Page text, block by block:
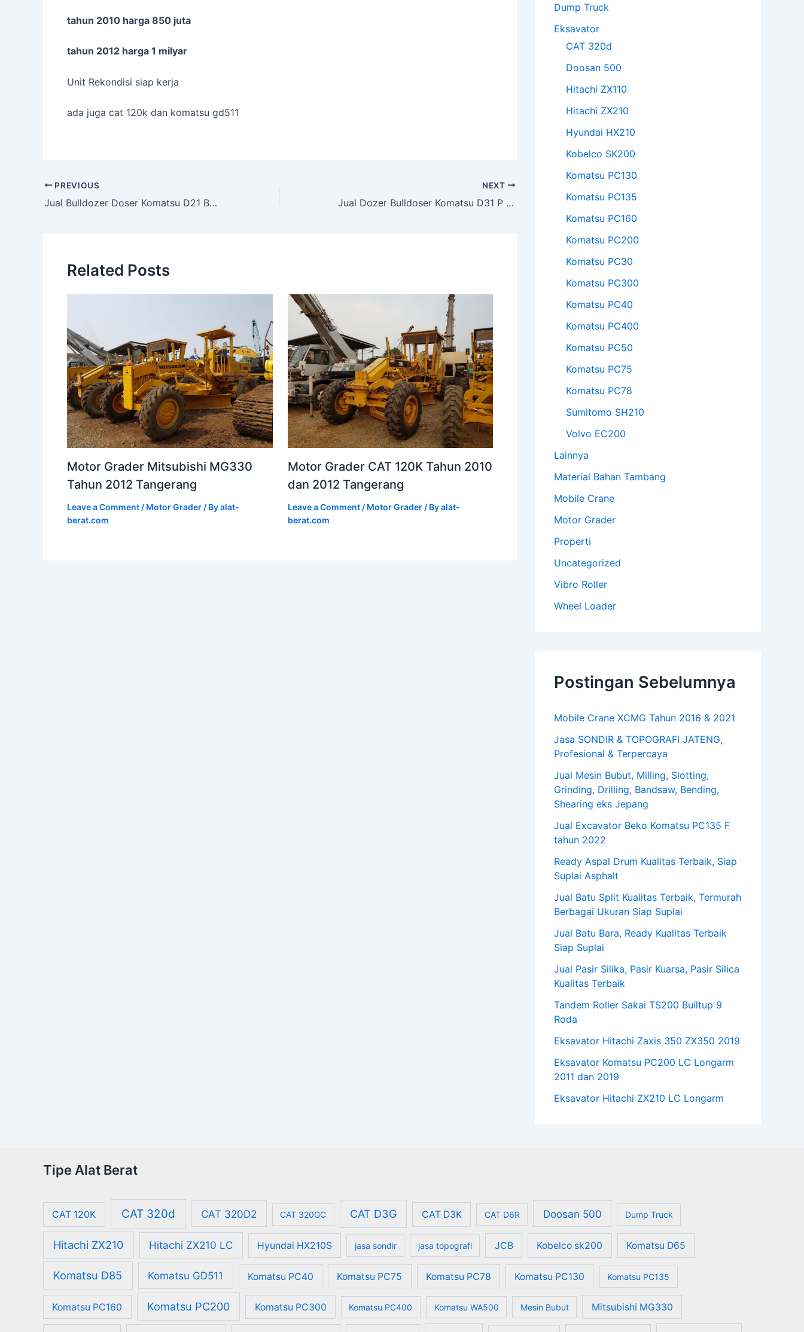
tahun 2010 harga 850 juta
tahun 2012 harga 1 milyar
Unit Rekondisi siap kerja
ada juga cat 120k dan komatsu gd511
Post
navigation
PREVIOUS
Jual Bulldozer Doser Komatsu D21 Builtup, Tangerang
NEXT
Jual Dozer Bulldoser Komatsu D31 P builtup, Tangerang
Related Posts
Motor Grader Mitsubishi MG330
Tahun 2012 Tangerang
Leave a Comment / Motor Grader / Byalat-
berat.com
Motor Grader CAT 120K Tahun 2010
dan 2012 Tangerang
Leave a Comment / Motor Grader/ Byalat-
berat.com
Dump Truck
Eksavator
CAT 320d
Doosan 500
Hitachi ZX110
Hitachi ZX210
Hyundai HX210
Kobelco SK200
Komatsu PC130
Komatsu PC135
Komatsu PC160
Komatsu PC200
Komatsu PC30
Komatsu PC300
Komatsu PC40
Komatsu PC400
Komatsu PC50
Komatsu PC75
Komatsu PC78
Sumitomo SH210
Volvo EC200
Lainnya
Material Bahan Tambang
Mobile Crane
Motor Grader
Properti
Uncategorized
Vibro Roller
Wheel Loader
Postingan Sebelumnya
Mobile Crane XCMG Tahun 2016 & 2021
Jasa SONDIR & TOPOGRAFI JATENG,
Profesional & Terpercaya
Jual Mesin Bubut, Milling, Slotting,
Grinding, Drilling, Bandsaw, Bending,
Shearing eks Jepang
Jual Excavator Beko Komatsu PC135 F
tahun 2022
Ready Aspal Drum Kualitas Terbaik, Siap
Suplai Asphalt
Jual Batu Split Kualitas Terbaik, Termurah
Berbagai Ukuran Siap Suplai
Jual Batu Bara, Ready Kualitas Terbaik
Siap Suplai
Jual Pasir Silika, Pasir Kuarsa, Pasir Silica
Kualitas Terbaik
Tandem Roller Sakai TS200 Builtup 9
Roda
Eksavator Hitachi Zaxis 350 ZX350 2019
Eksavator Komatsu PC200 LC Longarm
2011 dan 2019
Eksavator Hitachi ZX210 LC Longarm
Tipe Alat Berat
CAT 120K CAT 320d CAT 320D2 CAT 320GC CAT D3G CAT D3K CAT D6R Doosan 500 Dump Truck
Hitachi ZX210 Hitachi ZX210 LC Hyundai HX210S jasa sondir jasa topografi JCB Kobelco sk200 Komatsu D65
Komatsu D85 Komatsu GD511 Komatsu PC40 Komatsu PC75 Komatsu PC78 Komatsu PC130 Komatsu PC135
Komatsu PC160 Komatsu PC200 Komatsu PC300 Komatsu PC400 Komatsu WA500 Mesin Bubut Mitsubishi MG330